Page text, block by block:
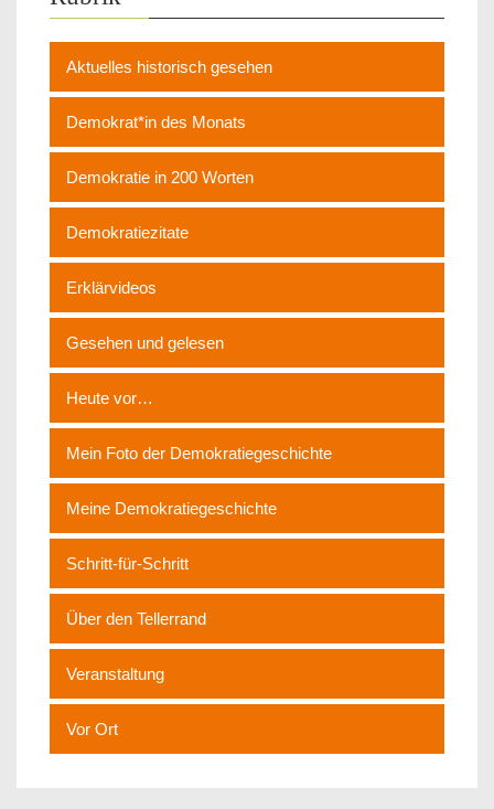
Aktuelles historisch gesehen
Demokrat*in des Monats
Demokratie in 200 Worten
Demokratiezitate
Erklärvideos
Gesehen und gelesen
Heute vor…
Mein Foto der Demokratiegeschichte
Meine Demokratiegeschichte
Schritt-für-Schritt
Über den Tellerrand
Veranstaltung
Vor Ort